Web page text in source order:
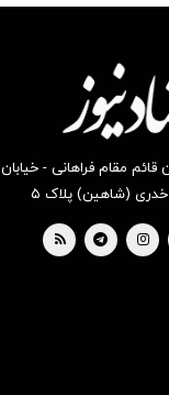
قائم مقام فراهانی - خیابان
(شاهین) پلاک ۵